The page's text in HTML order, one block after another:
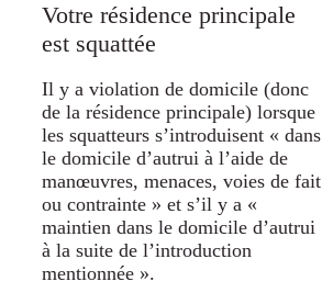
Votre résidence principale
est squattée
Il y a violation de domicile (donc
de la résidence principale) lorsque
les squatteurs s’introduisent « dans
le domicile d’autrui à l’aide de
manœuvres, menaces, voies de fait
ou contrainte » et s’il y a «
maintien dans le domicile d’autrui
à la suite de l’introduction
mentionnée ».